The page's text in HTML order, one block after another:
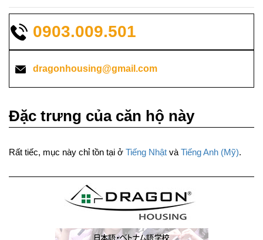
0903.009.501
dragonhousing@gmail.com
Đặc trưng của căn hộ này
Rất tiếc, mục này chỉ tồn tại ở Tiếng Nhật và Tiếng Anh (Mỹ).